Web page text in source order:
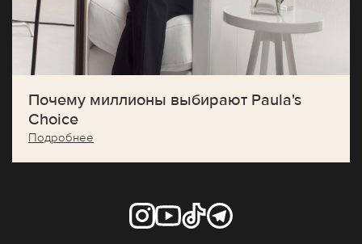
Почему миллионы выбирают Paula's
Choice
Подробнее